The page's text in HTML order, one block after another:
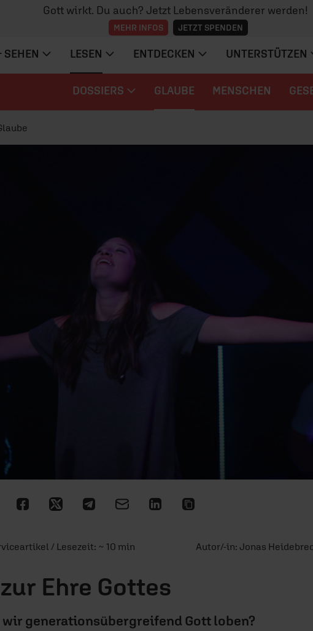
Gott wirkt. Du auch? Jetzt Lebensveränderer werden!
MEHR INFOS JETZT SPENDEN
SEHEN LESEN ENTDECKEN UNTERSTÜTZEN
DOSSIERS GLAUBE MENSCHEN
/ Lesezeit: ~ 10 min Autor/-in: Jonas
Ehre Gottes
wir generationsübergreifend Gott loben?